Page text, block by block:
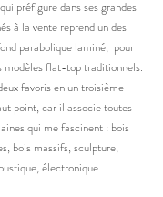
préfigure dans ses grandes
à la vente reprend un des
parabolique laminé,  pour
modèles flat-top traditionnels.
favoris en un troisième
point, car il associe toutes
qui me fascinent : bois
bois massifs, sculpture,
électronique.